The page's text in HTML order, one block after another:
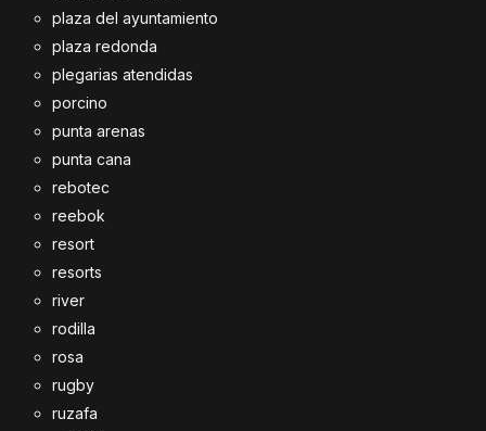
plaza del ayuntamiento
plaza redonda
plegarias atendidas
porcino
punta arenas
punta cana
rebotec
reebok
resort
resorts
river
rodilla
rosa
rugby
ruzafa